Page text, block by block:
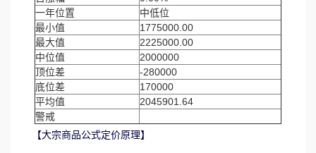
一年位置
中低位
最小值
1775000.00
最大值
2225000.00
中位值
2000000
顶位差
-280000
底位差
170000
平均值
2045901.64
警戒
【大宗商品公式定价原理】